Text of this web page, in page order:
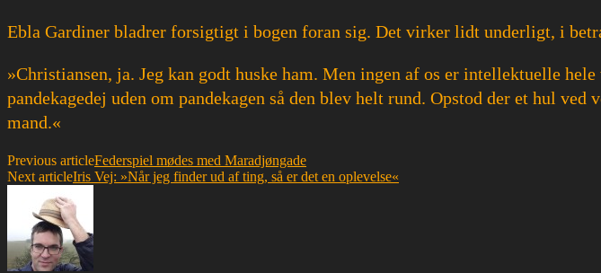
Ebla Gardiner bladrer forsigtigt i bogen foran sig. Det virker lidt underligt, i
»Christiansen, ja. Jeg kan godt huske ham. Men ingen af os er intellektuelle
pandekagedej uden om pandekagen så den blev helt rund. Opstod der et hul
mand.«
Previous articleFederspiel mødes med Maradjøngade
Next articleIris Vej: »Når jeg finder ud af ting, så er det en oplevelse«